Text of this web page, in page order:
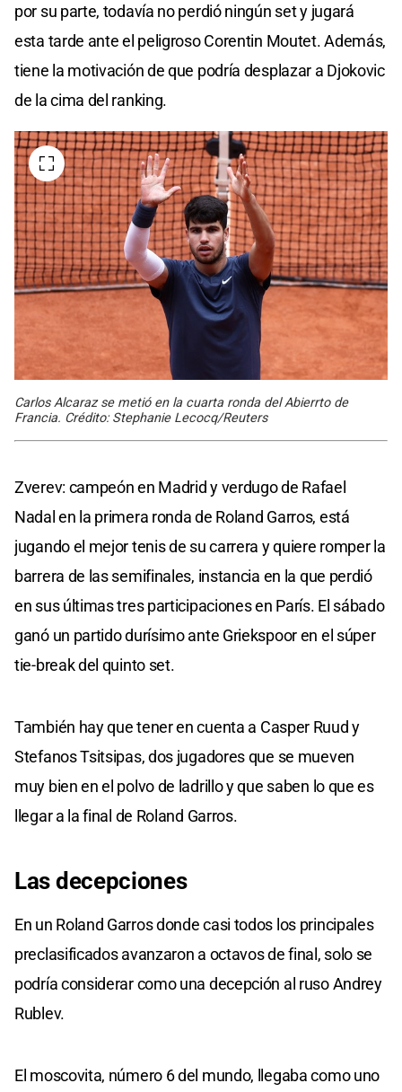
por su parte, todavía no perdió ningún set y jugará
esta tarde ante el peligroso Corentin Moutet. Además,
tiene la motivación de que podría desplazar a Djokovic
de la cima del ranking.
Carlos Alcaraz se metió en la cuarta ronda del Abierrto de
Francia. Crédito: Stephanie Lecocq/Reuters
Zverev: campeón en Madrid y verdugo de Rafael
Nadal en la primera ronda de Roland Garros, está
jugando el mejor tenis de su carrera y quiere romper la
barrera de las semifinales, instancia en la que perdió
en sus últimas tres participaciones en París. El sábado
ganó un partido durísimo ante Griekspoor en el súper
tie-break del quinto set.
También hay que tener en cuenta a Casper Ruud y
Stefanos Tsitsipas, dos jugadores que se mueven
muy bien en el polvo de ladrillo y que saben lo que es
llegar a la final de Roland Garros.
Las decepciones
En un Roland Garros donde casi todos los principales
preclasificados avanzaron a octavos de final, solo se
podría considerar como una decepción al ruso Andrey
Rublev.
El moscovita, número 6 del mundo, llegaba como uno